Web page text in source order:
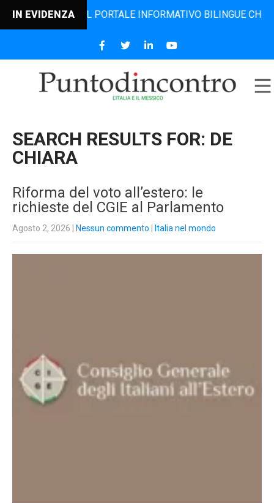
IN EVIDENZA
IL PORTALE INFORMATIVO BILINGUE CHE DAL 2006
SEARCH RESULTS FOR: DE
CHIARA
Riforma del voto all’estero: le
richieste del CGIE al Parlamento
Agosto 2, 2026 Nessun commento Italia nel mondo